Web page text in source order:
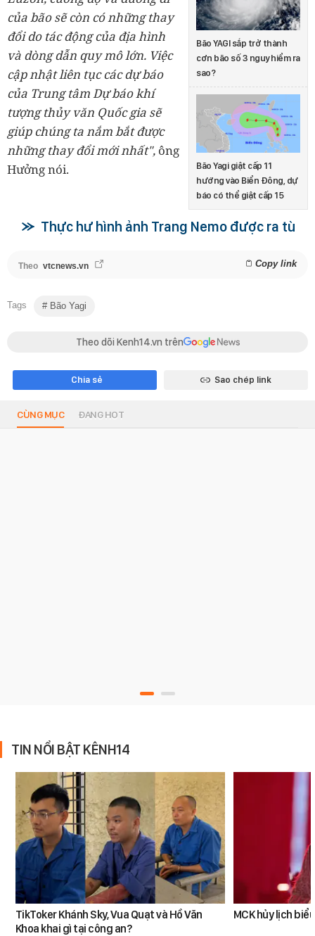
Bão YAGI sắp trở thành
cơn bão số 3 nguy hiểm ra
sao?
Bão Yagi giật cấp 11
hướng vào Biển Đông, dự
báo có thể giật cấp 15
của bão sẽ còn có những thay
đổi do tác động của địa hình
và dòng dẫn quy mô lớn. Việc
cập nhật liên tục các dự báo
của Trung tâm Dự báo khí
tượng thủy văn Quốc gia sẽ
giúp chúng ta nắm bắt được
những thay đổi mới nhất", ông
Hưởng nói.
Thực hư hình ảnh Trang Nemo được ra tù
Theo vtcnews.vn Copy link
Tags Bão Yagi
Theo dõi Kenh14.vn trên
Chia sẻ Sao chép link
CÙNG MỤC ĐANG HOT
TIN NỔI BẬT KÊNH14
TikToker Khánh Sky, Vua Quạt và Hồ Văn
Khoa khai gì tại công an?
MCK hủy lịch